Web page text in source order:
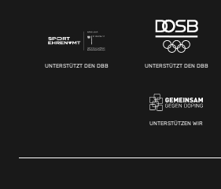
UNTERSTÜTZT DEN DBB UNTERSTÜTZT DEN DBB
UNTERSTÜTZEN WIR